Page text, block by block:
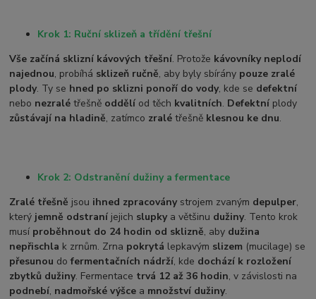
Krok 1: Ruční sklizeň a třídění třešní
Vše začíná sklizní kávových třešní. Protože kávovníky neplodí
najednou, probíhá sklizeň ručně, aby byly sbírány pouze zralé
plody. Ty se hned po sklizni ponoří do vody, kde se defektní
nebo nezralé třešně oddělí od těch kvalitních. Defektní plody
zůstávají na hladině, zatímco zralé třešně klesnou ke dnu.
Krok 2: Odstranění dužiny a fermentace
Zralé třešně jsou ihned zpracoványstrojem zvaným depulper,
který jemně odstraní jejich slupkya většinu dužiny. Tento krok
musí proběhnout do 24 hodin od sklizně, aby dužina
nepřischla k zrnům. Zrna pokrytá lepkavým slizem (mucilage) se
přesunou dofermentačních nádrží, kde dochází k rozložení
zbytků dužiny. Fermentace trvá 12 až 36 hodin, v závislosti na
podnebí, nadmořské výšce a množství dužiny.